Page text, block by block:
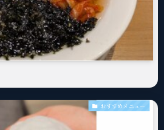
おすすめメニュー